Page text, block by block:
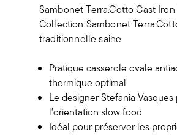
Sambonet Terra.Cotto Cast
Collection Sambonet
traditionnelle saine
Pratique casserole ovale
thermique optimal
Le designer Stefania
l'orientation slow food
Idéal pour préserver les